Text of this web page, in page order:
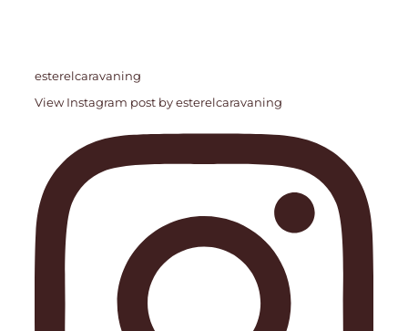
esterelcaravaning
View Instagram post by esterelcaravaning